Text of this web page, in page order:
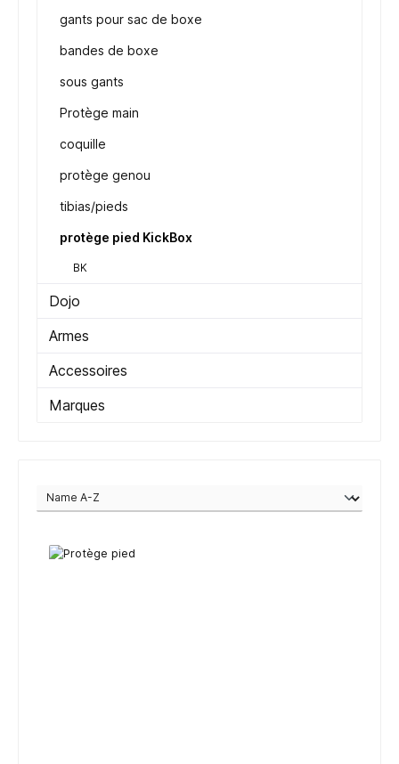
gants pour sac de boxe
bandes de boxe
sous gants
Protège main
coquille
protège genou
tibias/pieds
protège pied KickBox
BK
Dojo
Armes
Accessoires
Marques